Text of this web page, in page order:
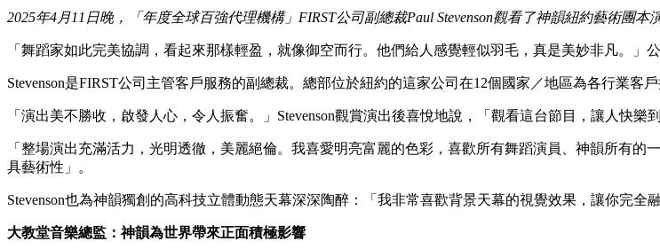
2025年4月11日晚，「年度全球百強代理機構」FIRST公司副總裁Paul Stevenson觀看了神韻紐約藝術團
「舞蹈家如此完美協調，看起來那樣輕盈，就像御空而行。他們給人感覺輕似羽毛，真是美妙非凡。」
Stevenson是FIRST公司主管客戶服務的副總裁。總部位於紐約的這家公司在12個國家／地區為各行業客
「演出美不勝收，啟發人心，令人振奮。」Stevenson觀賞演出後喜悅地說，「觀看這台節目，讓人快樂
「整場演出充滿活力，光明透徹，美麗絕倫。我喜愛明亮富麗的色彩，喜歡所有舞蹈演員、神韻所有
具藝術性」。
Stevenson也為神韻獨創的高科技立體動態天幕深深陶醉：「我非常喜歡背景天幕的視覺效果，讓你完
大教堂音樂總監：神韻為世界帶來正面積極影響